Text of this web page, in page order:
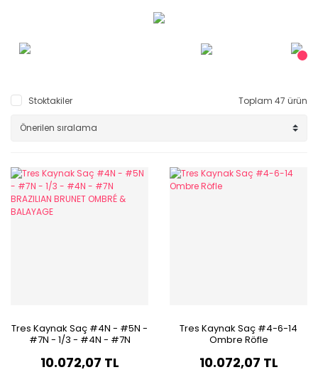
Stoktakiler Toplam 47 ürün
Tres Kaynak Saç #4N - #5N -
#7N - 1/3 - #4N - #7N
BALAYAGE
10.072,07 TL
Tres Kaynak Saç #4-6-14
Ombre Röfle
10.072,07 TL